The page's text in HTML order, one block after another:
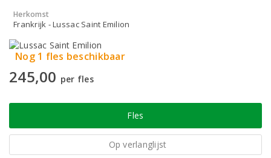
Herkomst
Frankrijk - Lussac Saint Emilion
Nog 1 fles beschikbaar
245,00 per fles
Fles
Op verlanglijst